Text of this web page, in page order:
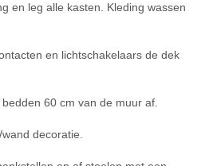
en leg alle kasten. Kleding wassen
en lichtschakelaars de dek
60 cm van de muur af.
decoratie.